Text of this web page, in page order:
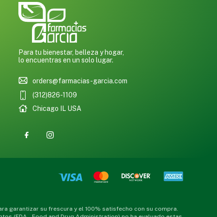
Para tu bienestar, belleza y hogar,
lo encuentras en un solo lugar.
orders@farmacias-garcia.com
(312)826-1109
Chicago IL USA
garantizar su frescura y el 100% satisfecho con su compra.